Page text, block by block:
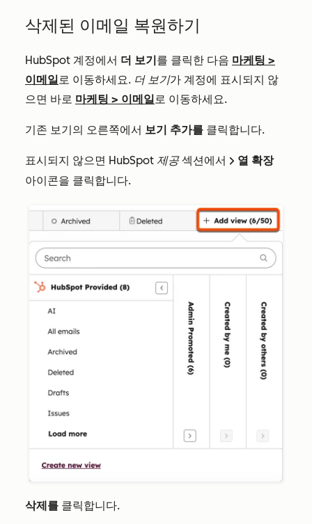
삭제된 이메일 복원하기
HubSpot 계정에서 더 보기를 클릭한 다음 마케팅 >
이메일로 이동하세요. 더 보기가 계정에 표시되지 않
으면 바로 마케팅 > 이메일로 이동하세요.
기존 보기의 오른쪽에서 보기 추가를 클릭합니다.
표시되지 않으면 HubSpot 제공섹션에서 right 열 확장
아이콘을 클릭합니다.
삭제를 클릭합니다.